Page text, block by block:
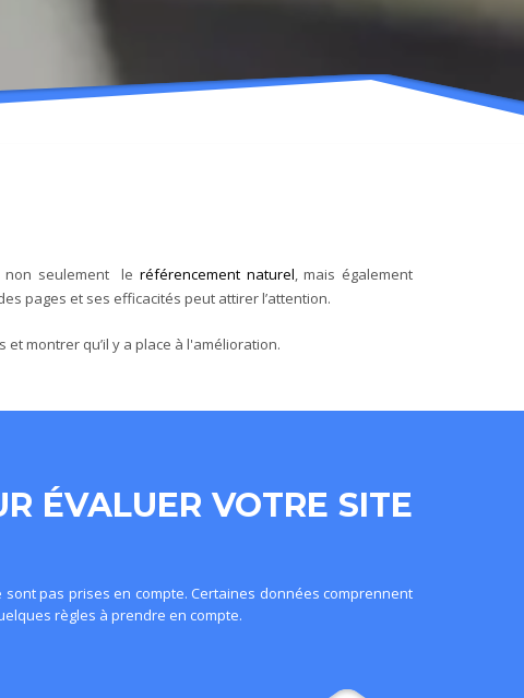
non seulement le référencement naturel, mais également
pages et ses efficacités peut attirer l’attention.
montrer qu’il y a place à l'amélioration.
ÉVALUER VOTRE SITE
pas prises en compte. Certaines données comprennent
règles à prendre en compte.